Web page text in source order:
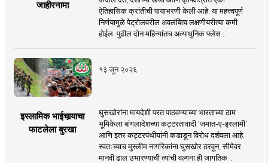
जाहीरनामा
ऐतिहासिक क्रांतीची पायाभरणी केली आहे. या महत्त्वपूर्ण
निर्णयामुळे पेट्रोलवरील अवलंबित्व लक्षणीयरीत्या कमी
होईल. पुढील दोन महिन्यांतच अत्याधुनिक फ्लेस ..
१३ जून २०२६
इस्लामिक भाईचार्‍याचा
फाटलेला बुरखा
घुसखोरांना मायदेशी परत पाठवण्याच्या भारताच्या ठाम
भूमिकेला बांगलादेशच्या कट्टरतावादी ‘जमात-ए-इस्लामी’
आणि इतर कट्टरपंथीयांनी कडाडून विरोध दर्शवला आहे.
स्वतःच्याच मुस्लीम नागरिकांना घुसखोर ठरवून, सीमेवर
मानवी ढाल उभारण्याची त्यांची वल्गना ही जागतिक ..